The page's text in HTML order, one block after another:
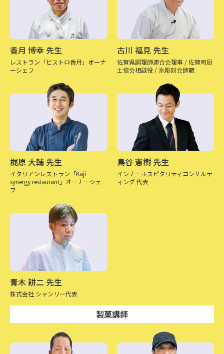
香月 博幸 先生
レストラン「ビストロ香月」 オーナ
ーシェフ
古川 福見 先生
佐賀県調理師連合会理事 / 佐賀司厨
士協会相談役 / 氷彫刻会師範
梶原 大輔 先生
イタリアンレストラン「Kaji
synergy restaurant」 オーナーシェ
フ
鳥谷 憲樹 先生
インナーホスピタリティコンサルテ
ィング 代表
青木 耕二 先生
株式会社 シャンリー代表
製菓講師